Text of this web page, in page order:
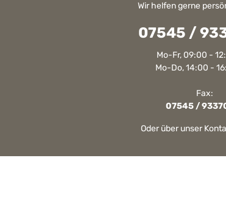
Wir helfen gerne
07545 /
Mo-Fr, 09:00 -
Mo-Do, 14:00 -
Fax:
07545 /
Oder über unser